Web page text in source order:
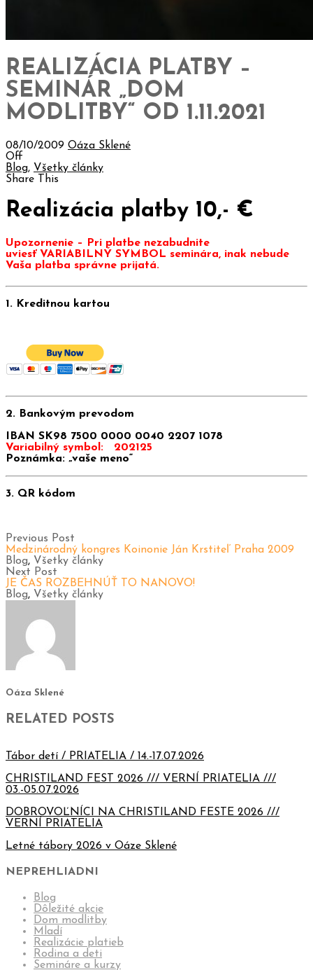
REALIZÁCIA PLATBY –
SEMINÁR „DOM
MODLITBY“ OD 1.11.2021
08/10/2009 Oáza Sklené
Off
Blog, Všetky články
Share This
Realizácia platby 10,- €
Upozornenie – Pri platbe nezabudnite
uviesť VARIABILNÝ SYMBOL seminára, inak nebude
Vaša platba správne prijatá.
1. Kreditnou kartou
2. Bankovým prevodom
IBAN SK98 7500 0000 0040 2207 1078
Variabilný symbol: 202125
Poznámka: „vaše meno“
3. QR kódom
Previous Post
Medzinárodný kongres Koinonie Ján Krstiteľ Praha 2009
Blog, Všetky články
Next Post
JE ČAS ROZBEHNÚŤ TO NANOVO!
Blog, Všetky články
Oáza Sklené
RELATED POSTS
Tábor detí / PRIATELIA / 14.-17.07.2026
CHRISTILAND FEST 2026 /// VERNÍ PRIATELIA ///
03.-05.07.2026
DOBROVOĽNÍCI NA CHRISTILAND FESTE 2026 ///
VERNÍ PRIATELIA
Letné tábory 2026 v Oáze Sklené
NEPREHLIADNI
Blog
Dôležité akcie
Dom modlitby
Mladí
Realizácie platieb
Rodina a deti
Semináre a kurzy